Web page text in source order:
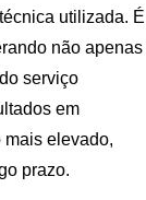
utilizada. É
não apenas
serviço
em
mais elevado,
prazo.